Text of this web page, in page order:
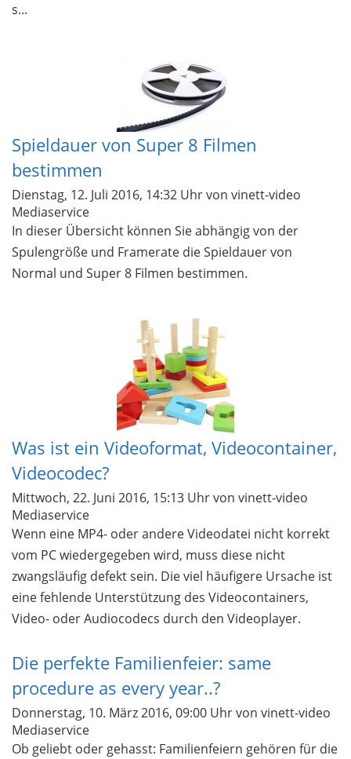
s...
Spieldauer von Super 8 Filmen
bestimmen
Dienstag, 12. Juli 2016, 14:32 Uhrvon vinett-video
Mediaservice
In dieser Übersicht können Sie abhängig von der
Spulengröße und Framerate die Spieldauer von
Normal und Super 8 Filmen bestimmen.
Was ist ein Videoformat, Videocontainer,
Videocodec?
Mittwoch, 22. Juni 2016, 15:13 Uhrvon vinett-video
Mediaservice
Wenn eine MP4- oder andere Videodatei nicht korrekt
vom PC wiedergegeben wird, muss diese nicht
zwangsläufig defekt sein. Die viel häufigere Ursache ist
eine fehlende Unterstützung des Videocontainers,
Video- oder Audiocodecs durch den Videoplayer.
Die perfekte Familienfeier: same
procedure as every year..?
Donnerstag, 10. März 2016, 09:00 Uhrvon vinett-video
Mediaservice
Ob geliebt oder gehasst: Familienfeiern gehören für die